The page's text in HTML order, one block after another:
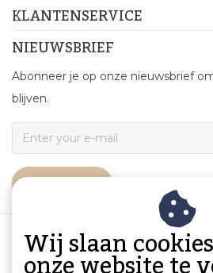
KLANTENSERVICE
NIEUWSBRIEF
Abonneer je op onze nieuwsbrief
blijven.
Wij slaan